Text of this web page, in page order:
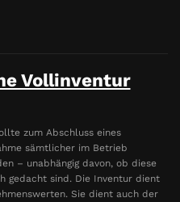
Vollinventur
zum Abschluss eines
sämtlicher im Betrieb
– unabhängig davon, ob diese
gedacht sind. Die Inventur dient
Sie dient auch der